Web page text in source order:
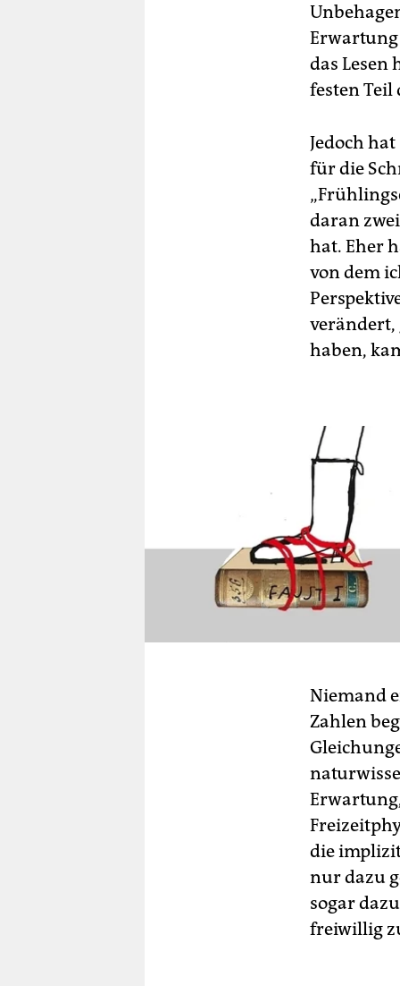
das
festen Teil
Jedoch
für die
daran
hat. Eher
von dem
verändert,
haben,
Niemand
Zahlen
die
nur dazu
sogar
freiwillig